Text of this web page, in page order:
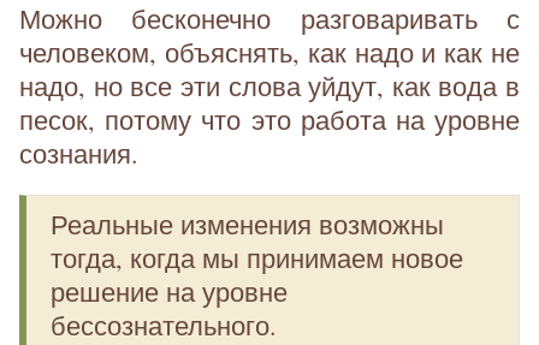
Можно бесконечно разговаривать с
человеком, объяснять, как надо и как не
надо, но все эти слова уйдут, как вода в
песок, потому что это работа на уровне
сознания.
Реальные изменения возможны
тогда, когда мы принимаем новое
решение на уровне
бессознательного.